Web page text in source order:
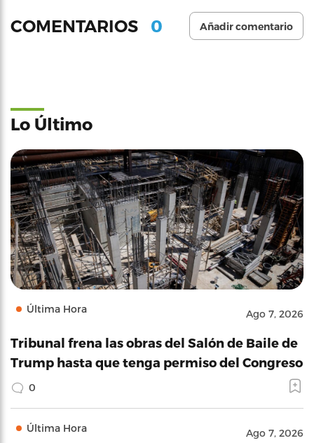
COMENTARIOS 0 Añadir comentario
Lo Último
Última Hora Ago 7, 2026
Tribunal frena las obras del Salón de Baile de
Trump hasta que tenga permiso del Congreso
0
Última Hora Ago 7, 2026